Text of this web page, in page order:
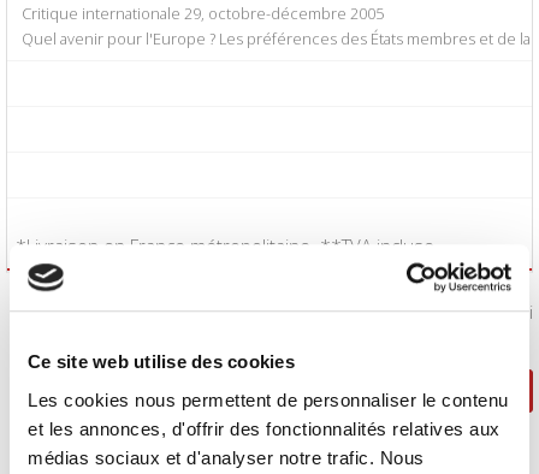
Ce site web utilise des cookies
Les cookies nous permettent de personnaliser le contenu
et les annonces, d'offrir des fonctionnalités relatives aux
médias sociaux et d'analyser notre trafic. Nous
Critique internationale 29, octobre-décembre 2005
Quel avenir pour l'Europe ? Les préférences des États membres et de
*Livraison en France métropolitaine. **TVA incluse.
J'accepte lesconditions générales de vente: Oui
Poursuivre ma sélection Passer la commande